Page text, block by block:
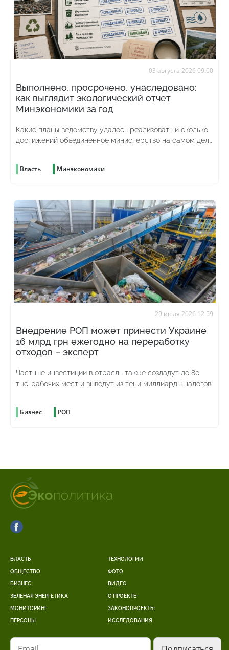
03 августа 2026 09:00
Выполнено, просрочено, унаследовано:
как выглядит экологический отчет
Минэкономики за год
Какие планы ведомству удалось реализовать и сколько
достижений объединенное министерство на самом деле
Власть Минэкономики
29 июля 2026 12:59
Внедрение РОП может принести Украине
16 млрд грн ежегодно на переработку
отходов – эксперт
Частные инвестиции в отрасль также создадут до 80
тыс. рабочих мест и выведут из тени миллиарды налогов
Бизнес РОП
ВЛАСТЬ
ОБЩЕСТВО
БИЗНЕС
ЗЕЛЕНАЯ ЭНЕРГЕТИКА
МОНИТОРИНГ
ПЕРСОНЫ
ТЕХНОЛОГИИ
ФОТО
ВИДЕО
О ПРОЕКТЕ
ЗАКОНОПРОЕКТЫ
ИССЛЕДОВАНИЯ